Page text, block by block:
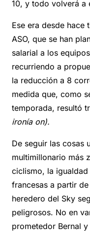
10, y todo volverá a
Ese era desde hace
ASO, que se han
salarial a los
recurriendo a
la reducción a 8
medida que, como
temporada, resultó
ironía on).
De seguir las cosas
multimillonario más
ciclismo, la
francesas a partir
heredero del Sky
peligrosos. No en
prometedor Bernal